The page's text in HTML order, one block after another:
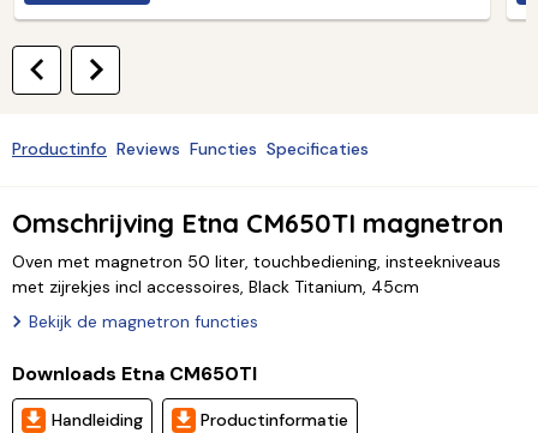
Productinfo Reviews Functies Specificaties
Omschrijving Etna CM650TI magnetron
Oven met magnetron 50 liter, touchbediening, insteekniveaus
met zijrekjes incl accessoires, Black Titanium, 45cm
Bekijk de magnetron functies
Downloads Etna CM650TI
Handleiding Productinformatie